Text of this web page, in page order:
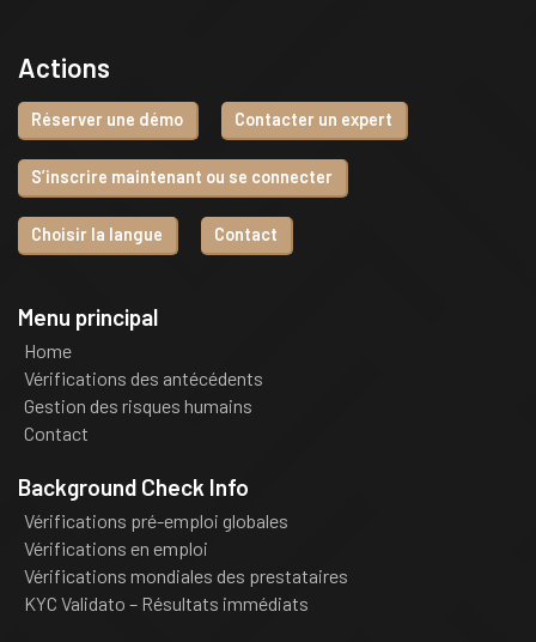
Actions
Réserver une démo Contacter un expert
S’inscrire maintenant ou se connecter
Choisir la langue Contact
Menu principal
Home
Vérifications des antécédents
Gestion des risques humains
Contact
Background Check Info
Vérifications pré-emploi globales
Vérifications en emploi
Vérifications mondiales des prestataires
KYC Validato – Résultats immédiats